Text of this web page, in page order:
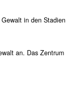
in den Stadien
an. Das Zentrum